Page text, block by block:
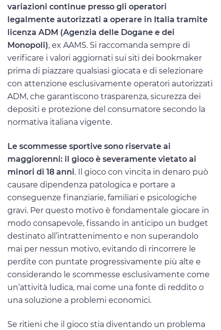
variazioni continue presso gli operatori
legalmente autorizzati a operare in Italia tramite
licenza ADM (Agenzia delle Dogane e dei
Monopoli), ex AAMS. Si raccomanda sempre di
verificare i valori aggiornati sui siti dei bookmaker
prima di piazzare qualsiasi giocata e di selezionare
con attenzione esclusivamente operatori autorizzati
ADM, che garantiscono trasparenza, sicurezza dei
depositi e protezione del consumatore secondo la
normativa italiana vigente.
Le scommesse sportive sono riservate ai
maggiorenni: il gioco è severamente vietato ai
minori di 18 anni. Il gioco con vincita in denaro può
causare dipendenza patologica e portare a
conseguenze finanziarie, familiari e psicologiche
gravi. Per questo motivo è fondamentale giocare in
modo consapevole, fissando in anticipo un budget
destinato all’intrattenimento e non superandolo
mai per nessun motivo, evitando di rincorrere le
perdite con puntate progressivamente più alte e
considerando le scommesse esclusivamente come
un’attività ludica, mai come una fonte di reddito o
una soluzione a problemi economici.
Se ritieni che il gioco stia diventando un problema